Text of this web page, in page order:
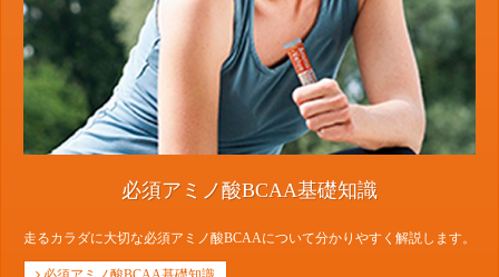
必須アミノ酸BCAA基礎知識
走るカラダに大切な必須アミノ酸BCAAについて分かりやすく解説します。